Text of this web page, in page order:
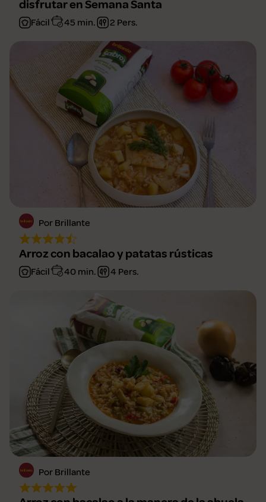
disfrutar en Semana Santa
Fácil 45 min. 2 Pers.
Por Brillante
Arroz con bacalao y patatas rústicas
Fácil 40 min. 4 Pers.
Por Brillante